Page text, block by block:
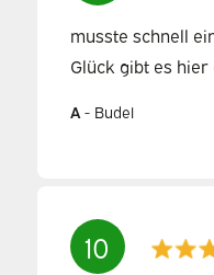
musste schnell
Glück gibt es
A- Budel
10